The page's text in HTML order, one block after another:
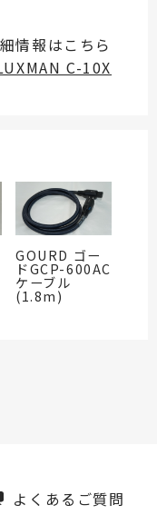
情報はこちら
C-10X
GOURD ゴー
ドGCP-600AC
ケーブル
(1.8m)
よくあるご質問